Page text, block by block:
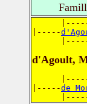
|-----
d'Agoult,
|-----de